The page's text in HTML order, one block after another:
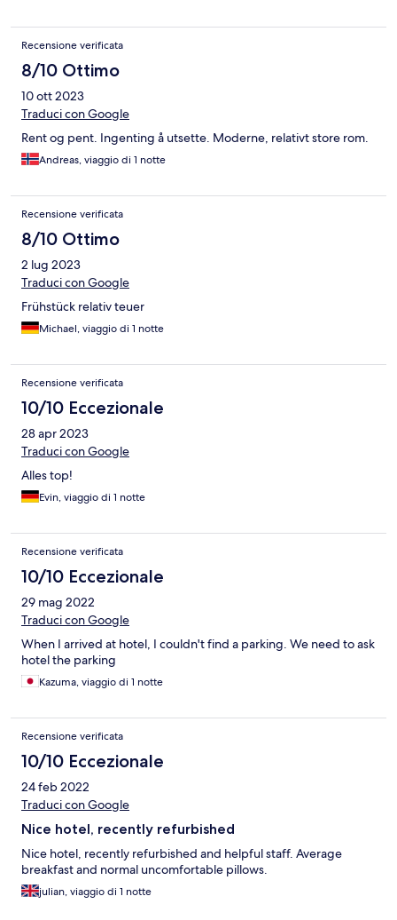
Recensione verificata
8/10 Ottimo
10 ott 2023
Traduci con Google
Rent og pent. Ingenting å utsette. Moderne, relativt store rom.
Andreas, viaggio di 1 notte
Recensione verificata
8/10 Ottimo
2 lug 2023
Traduci con Google
Frühstück relativ teuer
Michael, viaggio di 1 notte
Recensione verificata
10/10 Eccezionale
28 apr 2023
Traduci con Google
Alles top!
Evin, viaggio di 1 notte
Recensione verificata
10/10 Eccezionale
29 mag 2022
Traduci con Google
When I arrived at hotel, I couldn't find a parking. We need to ask
hotel the parking
Kazuma, viaggio di 1 notte
Recensione verificata
10/10 Eccezionale
24 feb 2022
Traduci con Google
Nice hotel, recently refurbished
Nice hotel, recently refurbished and helpful staff. Average
breakfast and normal uncomfortable pillows.
julian, viaggio di 1 notte